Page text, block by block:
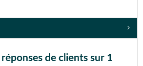
de clients sur 1